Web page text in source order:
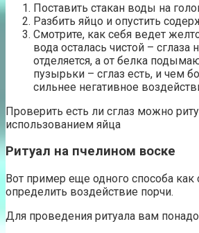
Поставить стакан воды на
Разбить яйцо и опустить
Смотрите, как себя ведет
вода осталась чистой –
отделяется, а от белка
пузырьки – сглаз есть, и чем
сильнее негативное
Проверить есть ли сглаз можно
использованием яйца
Ритуал на пчелином воске
Вот пример еще одного способа как
определить воздействие порчи.
Для проведения ритуала вам